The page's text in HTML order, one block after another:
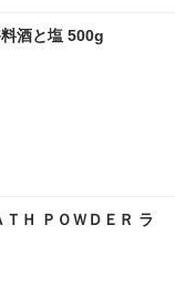
酒と塩 500g
Ｈ ＰＯＷＤＥＲ ラ